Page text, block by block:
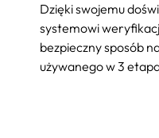
Dzięki swojemu
systemowi
bezpieczny sposób
używanego w 3